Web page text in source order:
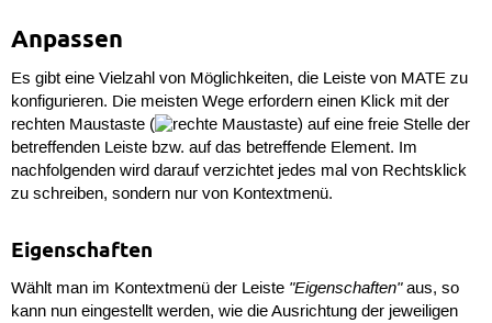
Anpassen
Es gibt eine Vielzahl von Möglichkeiten, die Leiste von MATE zu
konfigurieren. Die meisten Wege erfordern einen Klick mit der
rechten Maustaste (
) auf eine freie Stelle der
betreffenden Leiste bzw. auf das betreffende Element. Im
nachfolgenden wird darauf verzichtet jedes mal von Rechtsklick
zu schreiben, sondern nur von Kontextmenü.
Eigenschaften
Wählt man im Kontextmenü der Leiste "Eigenschaften"aus, so
kann nun eingestellt werden, wie die Ausrichtung der jeweiligen